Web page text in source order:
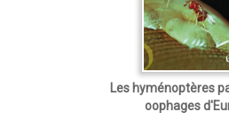
Les hyménoptères
oophages